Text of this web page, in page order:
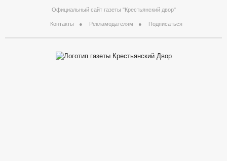
Официальный сайт газеты "Крестьянский двор"
Контакты Рекламодателям Подписаться